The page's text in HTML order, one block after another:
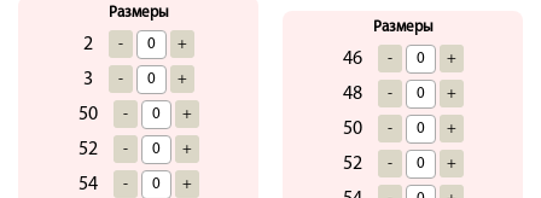
Размеры
2 - +
3 - +
50 - +
52 - +
54 - +
Размеры
46 - +
48 - +
50 - +
52 - +